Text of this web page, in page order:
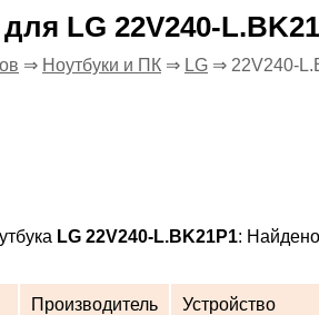
LG 22V240-
⇒ Ноутбуки и ПК ⇒ LG ⇒ 22V240-
LG 22V240-L.BK21P1:
Производитель Устройство